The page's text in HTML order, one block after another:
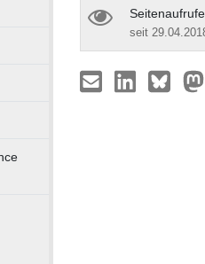
seit